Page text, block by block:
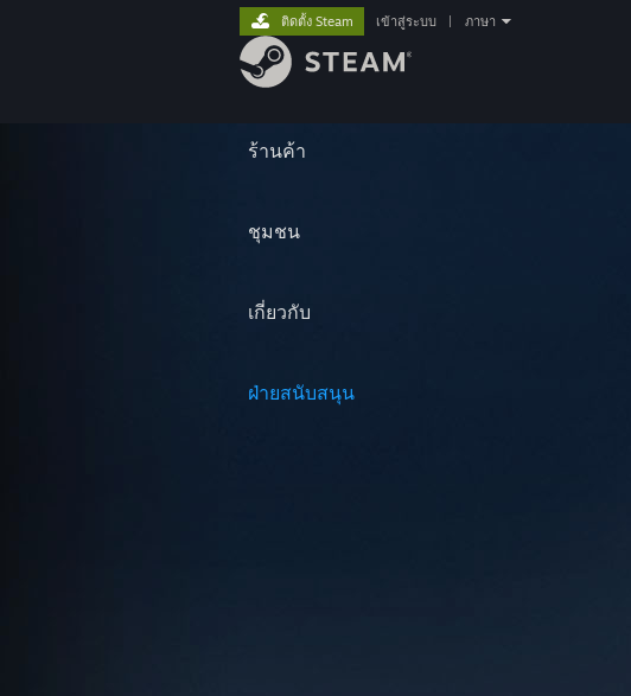
ร้านค้า
ชุมชน
เกี่ยวกับ
ฝ่ายสนับสนุน
ติดตั้ง Steam เข้าสู่ระบบ ภาษา